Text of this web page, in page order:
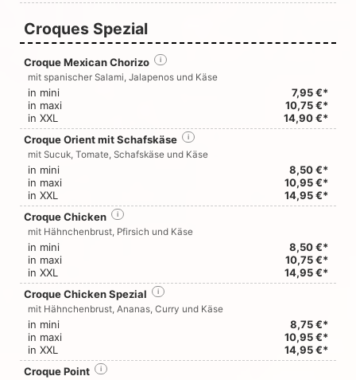
Croques Spezial
Croque Mexican Chorizo i
mit spanischer Salami, Jalapenos und Käse
in mini
7,95 €*
in maxi
10,75 €*
in XXL
14,90 €*
Croque Orient mit Schafskäse
i
mit Sucuk, Tomate, Schafskäse und Käse
in mini
8,50 €*
in maxi
10,95 €*
in XXL
14,95 €*
Croque Chicken
i
mit Hähnchenbrust, Pfirsich und Käse
in mini
8,50 €*
in maxi
10,75 €*
in XXL
14,95 €*
Croque Chicken Spezial
i
mit Hähnchenbrust, Ananas, Curry und Käse
in mini
8,75 €*
in maxi
10,95 €*
in XXL
14,95 €*
Croque Point
i